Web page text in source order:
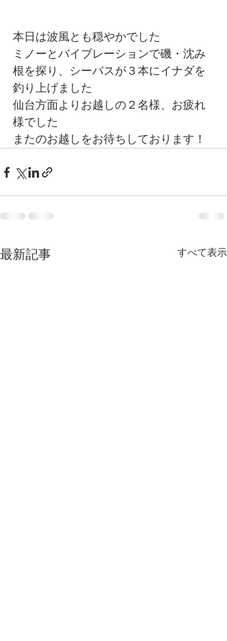
本日は波風とも穏やかでした
ミノーとバイブレーションで磯・沈み
根を探り、シーバスが３本にイナダを
釣り上げました
仙台方面よりお越しの２名様、お疲れ
様でした
またのお越しをお待ちしております！
最新記事 すべて表示